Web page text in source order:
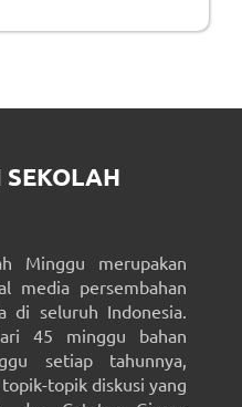
SEKOLAH
Minggu merupakan
media persembahan
di seluruh Indonesia.
45 minggu bahan
setiap tahunnya,
topik diskusi yang